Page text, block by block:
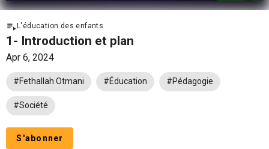
L'éducation des enfants
1- Introduction et plan
Apr 6, 2024
#Fethallah Otmani #Éducation #Pédagogie
#Société
S'abonner